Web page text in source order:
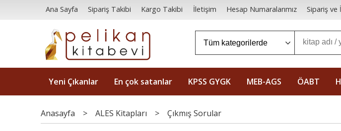
Ana Sayfa Sipariş Takibi Kargo Takibi İletişim Hesap Numaralarımız Sipariş ve
Yeni Çıkanlar En çok satanlar KPSS GYGK MEB-AGS ÖABT
Anasayfa > ALES Kitapları > Çıkmış Sorular